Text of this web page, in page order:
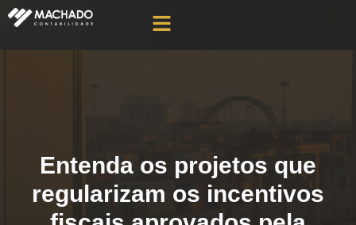
Entenda os projetos que
regularizam os incentivos